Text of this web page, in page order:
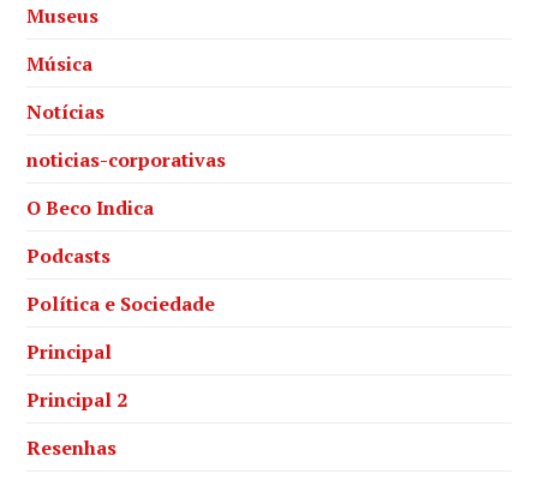
Museus
Música
Notícias
noticias-corporativas
O Beco Indica
Podcasts
Política e Sociedade
Principal
Principal 2
Resenhas